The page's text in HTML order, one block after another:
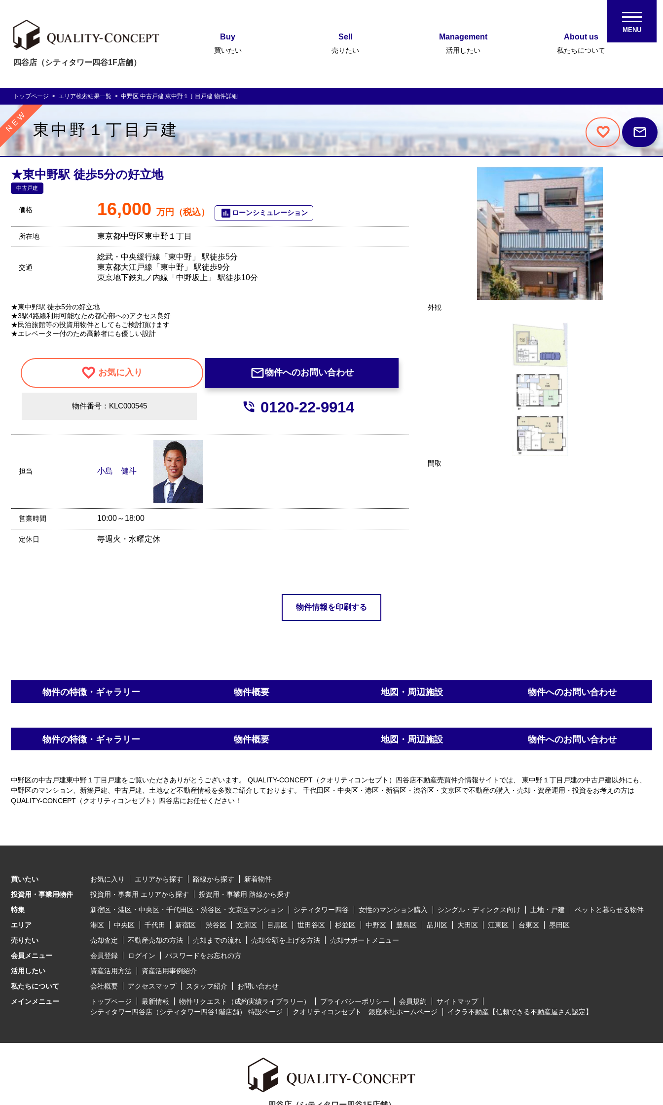
四谷店（シティタワー四谷1F店舗）
MENU
Buy
買いたい
Sell
売りたい
Management
活用したい
About us
私たちについて
トップページ > エリア検索結果一覧 > 中野区 中古戸建 東中野１丁目戸建 物件詳細
東中野１丁目戸建 mail_outline
★東中野駅 徒歩5分の好立地
中古戸建
価格 16,000 万円（税込） poll ローンシミュレーション
所在地 東京都中野区東中野１丁目
交通
総武・中央緩行線「東中野」 駅徒歩5分
東京都大江戸線「東中野」 駅徒歩9分
東京地下鉄丸ノ内線「中野坂上」 駅徒歩10分
★東中野駅 徒歩5分の好立地
★3駅4路線利用可能なため都心部へのアクセス良好
★民泊旅館等の投資用物件としてもご検討頂けます
★エレベーター付のため高齢者にも優しい設計
お気に入り mail_outline物件へのお問い合わせ
物件番号：KLC000545 phone_in_talk 0120-22-9914
担当 小島 健斗
営業時間 10:00～18:00
定休日 毎週火・水曜定休
外観
間取
物件情報を印刷する
物件の特徴・ギャラリー 物件概要 地図・周辺施設 物件へのお問い合わせ
物件の特徴・ギャラリー 物件概要 地図・周辺施設 物件へのお問い合わせ
中野区の中古戸建東中野１丁目戸建をご覧いただきありがとうございます。 QUALITY-CONCEPT（クオリティコンセプト）四谷店不動産売買仲介情報サイトでは、 東中野１丁目戸建の中古戸建以外にも、
中野区のマンション、新築戸建、中古戸建、土地など不動産情報を多数ご紹介しております。 千代田区・中央区・港区・新宿区・渋谷区・文京区で不動産の購入・売却・資産運用・投資をお考えの方は
QUALITY-CONCEPT（クオリティコンセプト）四谷店にお任せください！
買いたい お気に入り エリアから探す 路線から探す
新着物件
投資用・事業用物件
投資用・事業用 エリアから探す
投資用・事業用 路線から探す
特集
新宿区・港区・中央区・千代田区・渋谷区・文京区マンション シティタワー四谷 女性のマンション購入 シングル・ディンクス向け 土地・戸建
ペットと暮らせる物件
エリア
港区 中央区 千代田 新宿区 渋谷区 文京区 目黒区 世田谷区 杉並区 中野区 豊島区 品川区 大田区 江東区 台東区
墨田区
売りたい
売却査定 不動産売却の方法 売却までの流れ 売却金額を上げる方法
売却サポートメニュー
会員メニュー
会員登録 ログイン
パスワードをお忘れの方
活用したい
資産活用方法
資産活用事例紹介
私たちについて
会社概要 アクセスマップ スタッフ紹介
お問い合わせ
メインメニュー
トップページ 最新情報 物件リクエスト（成約実績ライブラリー） プライバシーポリシー 会員規約
サイトマップ
シティタワー四谷店（シティタワー四谷1階店舗） 特設ページ
クオリティコンセプト 銀座本社ホームページ イクラ不動産【信頼できる不動産屋さん認定】